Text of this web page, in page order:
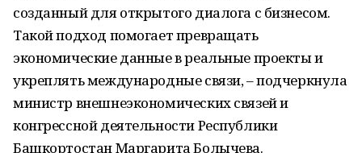
созданный для открытого диалога с бизнесом.
Такой подход помогает превращать
экономические данные в реальные проекты и
укреплять международные связи, – подчеркнула
министр внешнеэкономических связей и
конгрессной деятельности Республики
Башкортостан Маргарита Болычева.